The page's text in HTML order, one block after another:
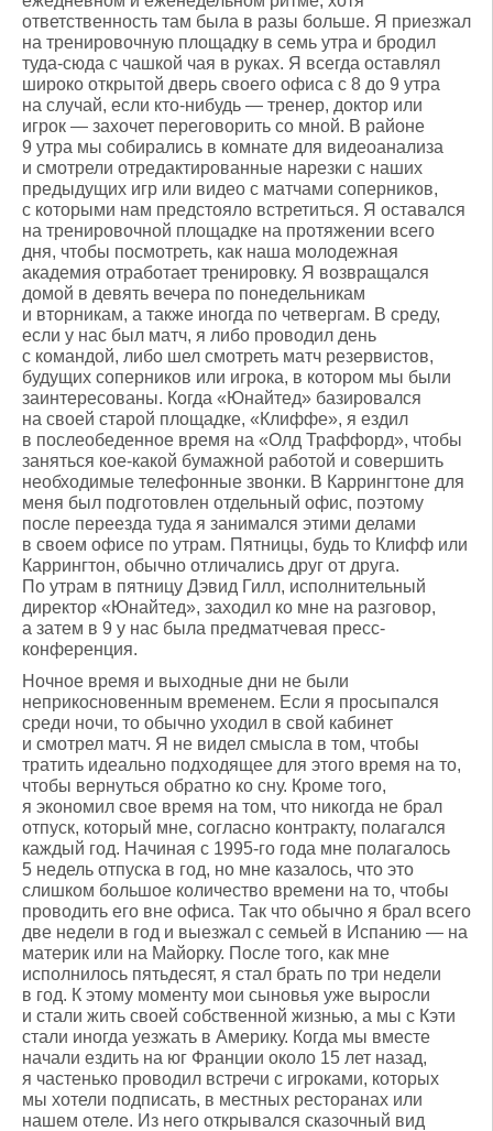
ответственность там была в разы больше. Я приезжал
на тренировочную площадку в семь утра и бродил
туда-сюда с чашкой чая в руках. Я всегда оставлял
широко открытой дверь своего офиса с 8 до 9 утра
на случай, если кто-нибудь — тренер, доктор или
игрок — захочет переговорить со мной. В районе
9 утра мы собирались в комнате для видеоанализа
и смотрели отредактированные нарезки с наших
предыдущих игр или видео с матчами соперников,
с которыми нам предстояло встретиться. Я оставался
на тренировочной площадке на протяжении всего
дня, чтобы посмотреть, как наша молодежная
академия отработает тренировку. Я возвращался
домой в девять вечера по понедельникам
и вторникам, а также иногда по четвергам. В среду,
если у нас был матч, я либо проводил день
с командой, либо шел смотреть матч резервистов,
будущих соперников или игрока, в котором мы были
заинтересованы. Когда «Юнайтед» базировался
на своей старой площадке, «Клиффе», я ездил
в послеобеденное время на «Олд Траффорд», чтобы
заняться кое-какой бумажной работой и совершить
необходимые телефонные звонки. В Каррингтоне для
меня был подготовлен отдельный офис, поэтому
после переезда туда я занимался этими делами
в своем офисе по утрам. Пятницы, будь то Клифф или
Каррингтон, обычно отличались друг от друга.
По утрам в пятницу Дэвид Гилл, исполнительный
директор «Юнайтед», заходил ко мне на разговор,
а затем в 9 у нас была предматчевая пресс-
конференция.
Ночное время и выходные дни не были
неприкосновенным временем. Если я просыпался
среди ночи, то обычно уходил в свой кабинет
и смотрел матч. Я не видел смысла в том, чтобы
тратить идеально подходящее для этого время на то,
чтобы вернуться обратно ко сну. Кроме того,
я экономил свое время на том, что никогда не брал
отпуск, который мне, согласно контракту, полагался
каждый год. Начиная с 1995-го года мне полагалось
5 недель отпуска в год, но мне казалось, что это
слишком большое количество времени на то, чтобы
проводить его вне офиса. Так что обычно я брал всего
две недели в год и выезжал с семьей в Испанию — на
материк или на Майорку. После того, как мне
исполнилось пятьдесят, я стал брать по три недели
в год. К этому моменту мои сыновья уже выросли
и стали жить своей собственной жизнью, а мы с Кэти
стали иногда уезжать в Америку. Когда мы вместе
начали ездить на юг Франции около 15 лет назад,
я частенько проводил встречи с игроками, которых
мы хотели подписать, в местных ресторанах или
нашем отеле. Из него открывался сказочный вид